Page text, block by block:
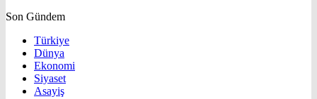
Son Gündem
Türkiye
Dünya
Ekonomi
Siyaset
Asayiş